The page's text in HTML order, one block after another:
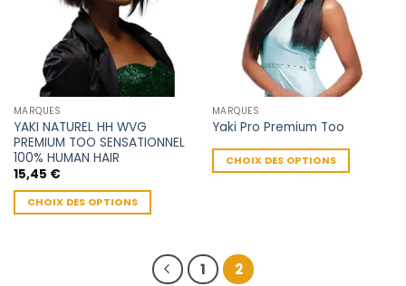
MARQUES
YAKI NATUREL HH WVG
PREMIUM TOO SENSATIONNEL
100% HUMAN HAIR
15,45 €
CHOIX DES OPTIONS
MARQUES
Yaki Pro Premium Too
CHOIX DES OPTIONS
variations.
Les
1 2